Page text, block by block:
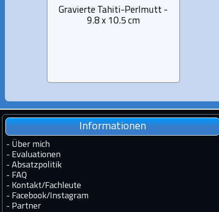
Gravierte Tahiti-Perlmutt -
9.8 x 10.5 cm
Informationen
- Über mich
- Evaluationen
- Absatzpolitik
- FAQ
- Kontakt/Fachleute
- Facebook/Instagram
- Partner